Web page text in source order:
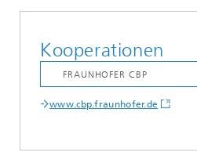
Kooperationen
www.cbp.fraunhofer.de